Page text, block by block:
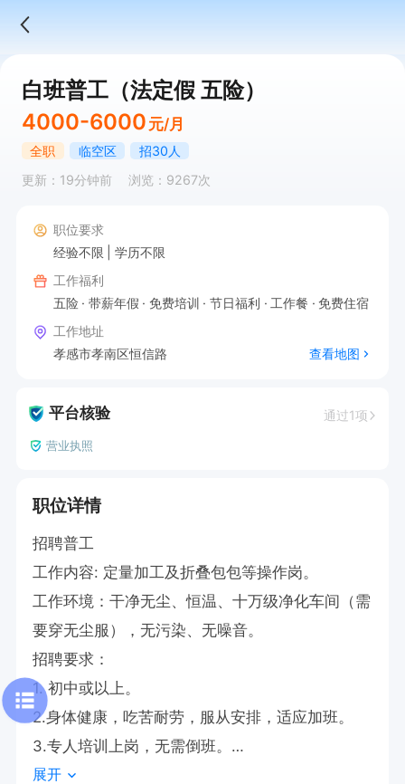
白班普工（法定假 五险）
4000-6000 元/月
全职 临空区
招30人
更新：19分钟前
浏览：9267次
职位要求
经验不限
学历不限
工作福利
五险
带薪年假 免费培训 节日福利 工作餐
免费住宿
工作地址
孝感市孝南区恒信路
查看地图
平台核验 通过1项
营业执照
职位详情
招聘普工
工作内容: 定量加工及折叠包包等操作岗。
工作环境：干净无尘、恒温、十万级净化车间（需
要穿无尘服），无污染、无噪音。
招聘要求：
1. 初中或以上。
2.身体健康，吃苦耐劳，服从安排，适应加班。
3.专人培训上岗，无需倒班。
4.有制衣经验优先。
展开